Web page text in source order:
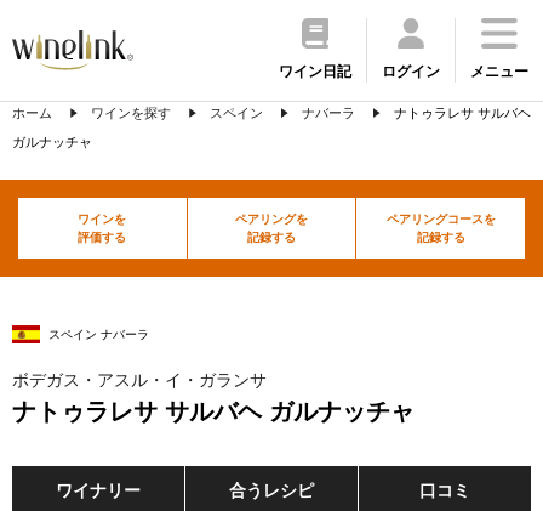
ワイン日記 ログイン メニュー
ホーム ワインを探す スペイン ナバーラ
ナトゥラレサ サルバヘ
ガルナッチャ
ワインを
評価する
ペアリングを
記録する
ペアリングコースを
記録する
スペイン ナバーラ
ボデガス・アスル・イ・ガランサ
ナトゥラレサ サルバヘ ガルナッチャ
ワイナリー 合うレシピ 口コミ